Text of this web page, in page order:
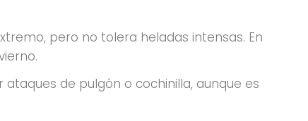
pero no tolera heladas intensas. En
ataques de pulgón o cochinilla, aunque es